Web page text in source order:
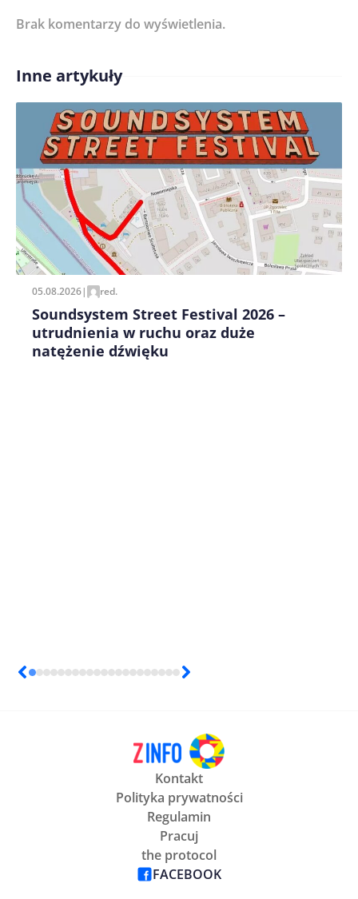
Treść komentarza*
Imię/ Nick*
Zapamiętaj moje dane w tej przeglądarce podczas
pisania kolejnych komentarzy.
Brak komentarzy do wyświetlenia.
Inne artykuły
05.08.2026| red.
Soundsystem Street Festival 2026 –
utrudnienia w ruchu oraz duże
natężenie dźwięku
Kontakt
Polityka prywatności
Regulamin
Pracuj
the protocol
FACEBOOK